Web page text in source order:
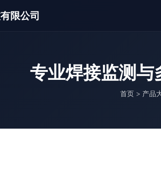
限公司
专业焊接监测与
首页 > 产品